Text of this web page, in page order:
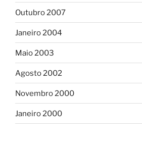
Outubro 2007
Janeiro 2004
Maio 2003
Agosto 2002
Novembro 2000
Janeiro 2000